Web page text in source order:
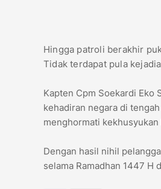
Hingga patroli berakhir
Tidak terdapat pula
Kapten Cpm Soekardi Eko
kehadiran negara di
menghormati kekhusyukan
Dengan hasil nihil
selama Ramadhan 1447